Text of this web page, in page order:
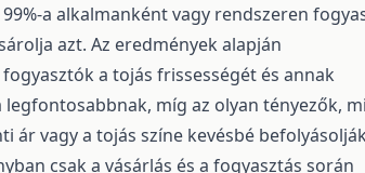
a alkalmanként vagy rendszeren
azt. Az eredmények alapján
a tojás frissességét és annak
míg az olyan tényezők,
ár vagy a tojás színe kevésbé
csak a vásárlás és a fogyasztás során